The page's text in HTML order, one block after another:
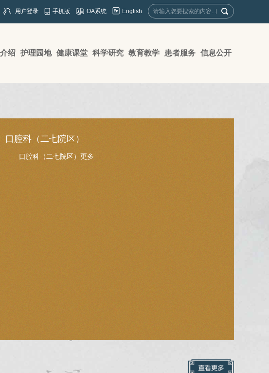
用户登录 手机版 OA系统 English
绍 护理园地 健康课堂 科学研究 教育教学 患者服务 信息公开
口腔科（二七院区）
口腔科（二七院区） 更多